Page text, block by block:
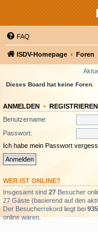
FAQ
ISDV-Homepage Foren
Dieses Board hat keine Foren.
ANMELDEN • REGISTRIEREN
Benutzername:
Passwort:
Ich habe mein Passwort
WER IST ONLINE?
Insgesamt sind 27 Besucher
27 Gäste (basierend auf den
Der Besucherrekord liegt bei 935
online waren.